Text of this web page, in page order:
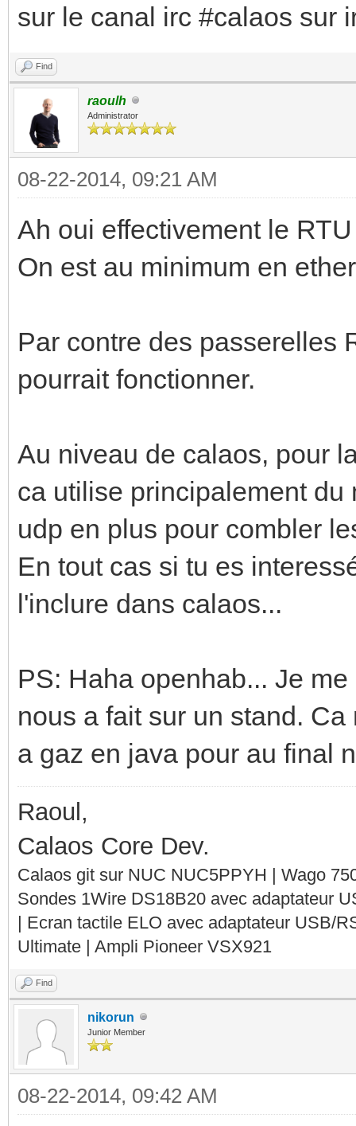
sur le canal irc #calaos sur
Find
raoulh
Administrator
08-22-2014, 09:21 AM
Ah oui effectivement le
On est au minimum en
Par contre des passerelles
pourrait fonctionner.
Au niveau de calaos, pour
ca utilise principalement
udp en plus pour combler
En tout cas si tu es
l'inclure dans calaos...
PS: Haha openhab... Je
nous a fait sur un stand.
a gaz en java pour au final
Raoul,
Calaos Core Dev.
Calaos git sur NUC NUC5PPYH | Wago
Sondes 1Wire DS18B20 avec adaptateur
| Ecran tactile ELO avec adaptateur USB/
Ultimate | Ampli Pioneer VSX921
Find
nikorun
Junior Member
08-22-2014, 09:42 AM